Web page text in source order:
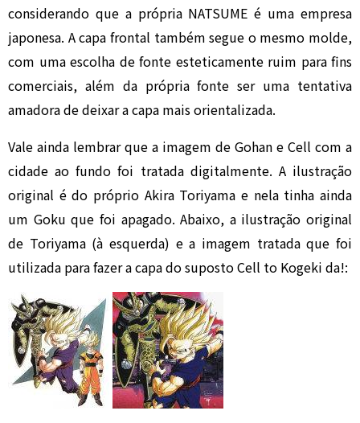
considerando que a própria NATSUME é uma empresa
japonesa. A capa frontal também segue o mesmo molde,
com uma escolha de fonte esteticamente ruim para fins
comerciais, além da própria fonte ser uma tentativa
amadora de deixar a capa mais orientalizada.
Vale ainda lembrar que a imagem de Gohan e Cell com a
cidade ao fundo foi tratada digitalmente. A ilustração
original é do próprio Akira Toriyama e nela tinha ainda
um Goku que foi apagado. Abaixo, a ilustração original
de Toriyama (à esquerda) e a imagem tratada que foi
utilizada para fazer a capa do suposto Cell to Kogeki da!: